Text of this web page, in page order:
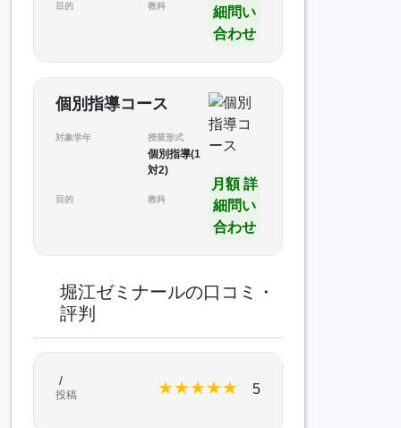
目的 教科
細問い
合わせ
個別指導コース
対象学年 授業形式
個別指導(1
対2)
目的 教科
月額 詳
細問い
合わせ
堀江ゼミナールの口コミ・
評判
★★★★★ 5
/
投稿